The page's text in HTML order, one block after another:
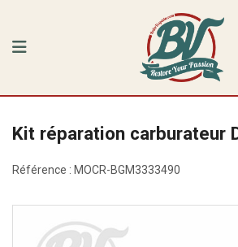
Kit réparation carburateur
Référence : MOCR-BGM3333490